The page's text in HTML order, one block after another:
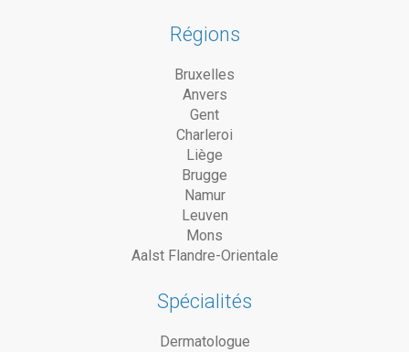
Régions
Bruxelles
Anvers
Gent
Charleroi
Liège
Brugge
Namur
Leuven
Mons
Aalst Flandre-Orientale
Spécialités
Dermatologue